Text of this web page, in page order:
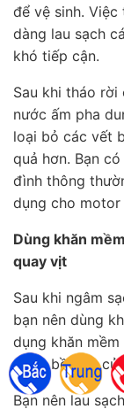
để vệ sinh.
dàng lau sạch
khó tiếp cận.
Sau khi tháo rời
nước ấm pha
loại bỏ các vết
quả hơn. Bạn
đình thông
dụng cho motor
Dùng khăn
quay vịt
Sau khi ngâm
bạn nên dùng
dụng khăn
xước bề mặt
Bạn nên lau